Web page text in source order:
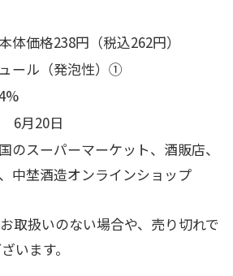
体価格238円（税込262円）
ール（発泡性）①
6月20日
のスーパーマーケット、酒販店、
中埜酒造オンラインショップ
取扱いのない場合や、売り切れで
います。